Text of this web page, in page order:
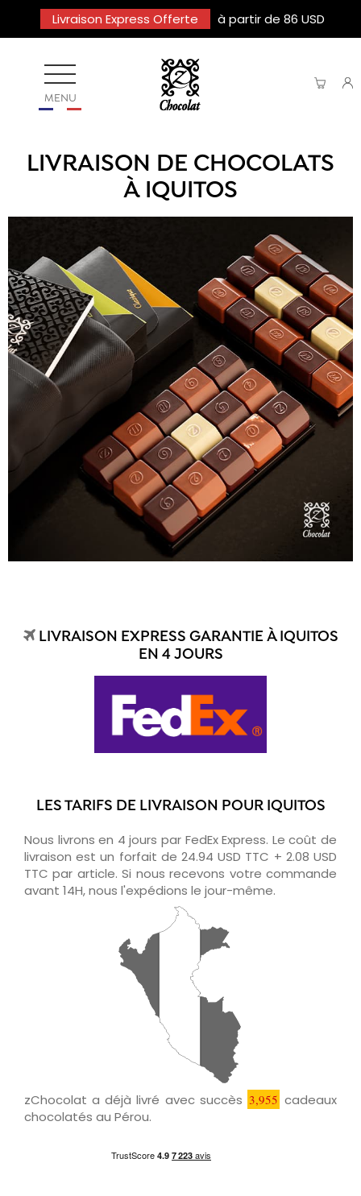
Livraison Express Offerte à partir de 86 USD
MENU
LIVRAISON DE CHOCOLATS
À IQUITOS
LIVRAISON EXPRESS GARANTIE À IQUITOS
EN 4 JOURS
LES TARIFS DE LIVRAISON POUR IQUITOS
Nous livrons en 4 jours par FedEx Express. Le coût de
livraison est un forfait de 24.94 USD TTC + 2.08 USD
TTC par article. Si nous recevons votre commande
avant 14H, nous l'expédions le jour-même.
zChocolat a déjà livré avec succès 3,955 cadeaux
chocolatés au Pérou.